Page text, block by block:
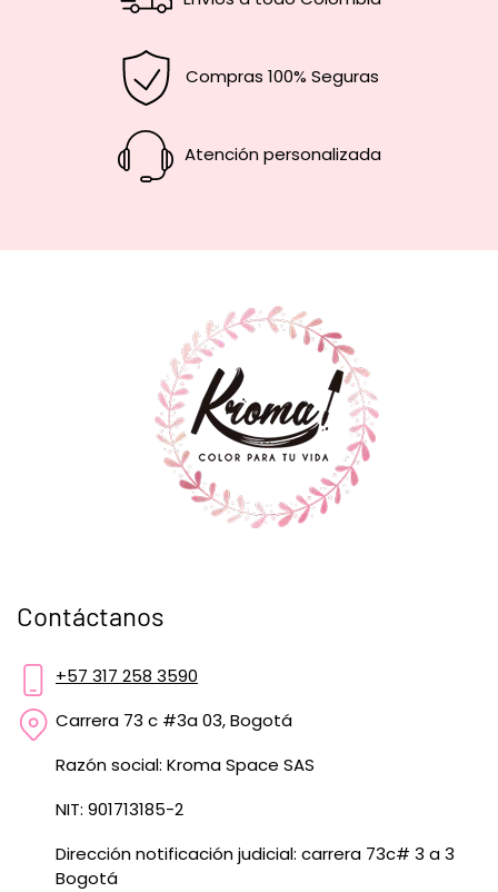
Compras 100% Seguras
Atención personalizada
Contáctanos
+57 317 258 3590
Carrera 73 c #3a 03, Bogotá
Razón social: Kroma Space SAS
NIT: 901713185-2
Dirección notificación judicial: carrera 73c# 3 a 3
Bogotá